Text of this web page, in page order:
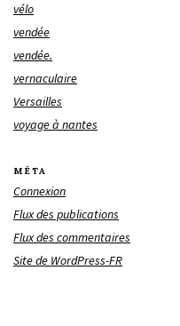
vélo
vendée
vendée.
vernaculaire
Versailles
voyage à nantes
MÉTA
Connexion
Flux des publications
Flux des commentaires
Site de WordPress-FR